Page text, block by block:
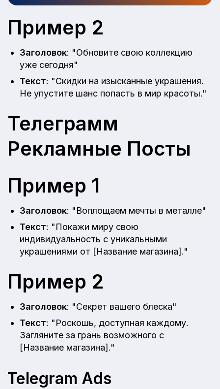
Пример 2
Заголовок: "Обновите свою коллекцию
уже сегодня"
Текст: "Скидки на изысканные украшения.
Не упустите шанс попасть в мир красоты."
Телеграмм
Рекламные Посты
Пример 1
Заголовок: "Воплощаем мечты в металле"
Текст: "Покажи миру свою
индивидуальность с уникальными
украшениями от [Название магазина]."
Пример 2
Заголовок: "Секрет вашего блеска"
Текст: "Роскошь, доступная каждому.
Загляните за грань возможного с
[Название магазина]."
Telegram Ads